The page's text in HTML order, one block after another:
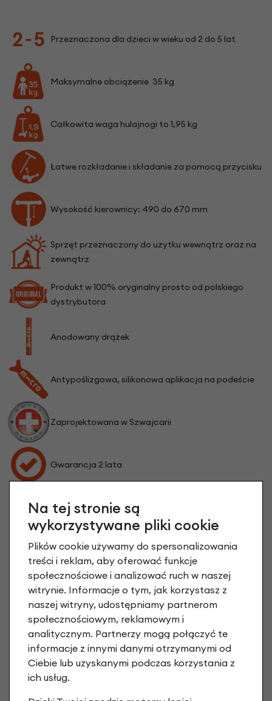
Przeznaczona dla dzieci w wieku od 2 do 5 lat
Maksymalne obciążenie 35 kg
Całkowita waga hulajnogi to 1,95 kg
Łatwe rozkładanie i składanie za pomocą przycisku
Wysokość kierownicy: 490 do 670 mm
Sprzęt przeznaczony do użytku wewnątrz oraz na
zewnątrz
Produkt w 100% oryginalny prosto od polskiego
dystrybutora
Anodowany drążek
Antypoślizgowa, silikonowa aplikacja na podeście
Zaprojektowana w Szwajcarii
Gwarancja 2 lata
Na tej stronie są
wykorzystywane pliki cookie
Plików cookie używamy do spersonalizowania
treści i reklam, aby oferować funkcje
społecznościowe i analizować ruch w naszej
witrynie. Informacje o tym, jak korzystasz z
naszej witryny, udostępniamy partnerom
społecznościowym, reklamowym i
analitycznym. Partnerzy mogą połączyć te
informacje z innymi danymi otrzymanymi od
Ciebie lub uzyskanymi podczas korzystania z
ich usług.